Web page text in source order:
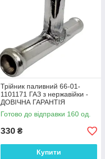
Трійник паливний 66-01-
1101171 ГАЗ з нержавійки -
ДОВІЧНА ГАРАНТІЯ
Готово до відправки 160 од.
330 ₴
Купити